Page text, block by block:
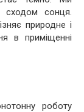
сходом сонця.
природне і
в приміщенні
роботу